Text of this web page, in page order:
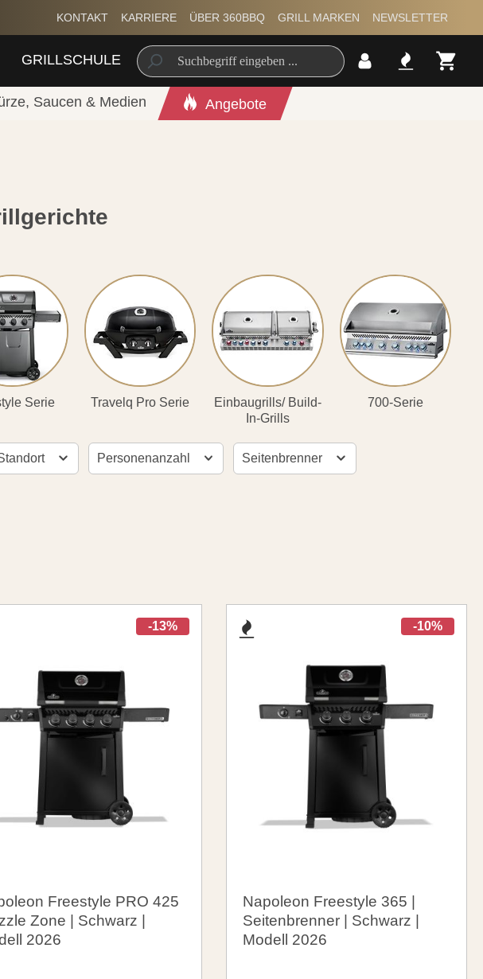
KONTAKT KARRIERE ÜBER 360BBQ GRILL MARKEN NEWSLETTER
GRILLSCHULE
Saucen & Medien Angebote
Serie Travelq Pro Serie
Einbaugrills/ Build-
In-Grills
700-Serie
Personenanzahl Seitenbrenner
-13%
Freestyle PRO 425
Zone | Schwarz |
2026
-10%
Napoleon Freestyle 365 |
Seitenbrenner | Schwarz |
Modell 2026